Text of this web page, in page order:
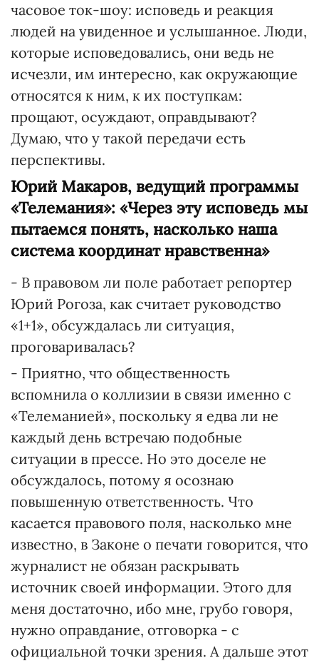
часовое ток-шоу: исповедь и реакция
людей на увиденное и услышанное. Люди,
которые исповедовались, они ведь не
исчезли, им интересно, как окружающие
относятся к ним, к их поступкам:
прощают, осуждают, оправдывают?
Думаю, что у такой передачи есть
перспективы.
Юрий Макаров, ведущий программы
«Телемания»: «Через эту исповедь мы
пытаемся понять, насколько наша
система координат нравственна»
- В правовом ли поле работает репортер
Юрий Рогоза, как считает руководство
«1+1», обсуждалась ли ситуация,
проговаривалась?
- Приятно, что общественность
вспомнила о коллизии в связи именно с
«Телеманией», поскольку я едва ли не
каждый день встречаю подобные
ситуации в прессе. Но это доселе не
обсуждалось, потому я осознаю
повышенную ответственность. Что
касается правового поля, насколько мне
известно, в Законе о печати говорится, что
журналист не обязан раскрывать
источник своей информации. Этого для
меня достаточно, ибо мне, грубо говоря,
нужно оправдание, отговорка - с
официальной точки зрения. А дальше этот